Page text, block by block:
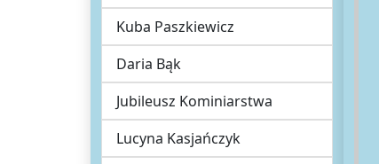
Kuba Paszkiewicz
Daria Bąk
Jubileusz Kominiarstwa
Lucyna Kasjańczyk